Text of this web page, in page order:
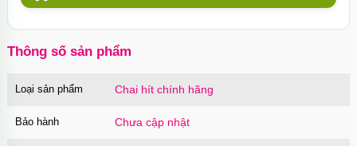
Ốp lưng iPhone 16 Pro Max TPU Space trong
suốt tối giản
trị giá70.000₫
Thông số sản phẩm
Loại sản phẩm Chai hít chính hãng
Bảo hành Chưa cập nhật